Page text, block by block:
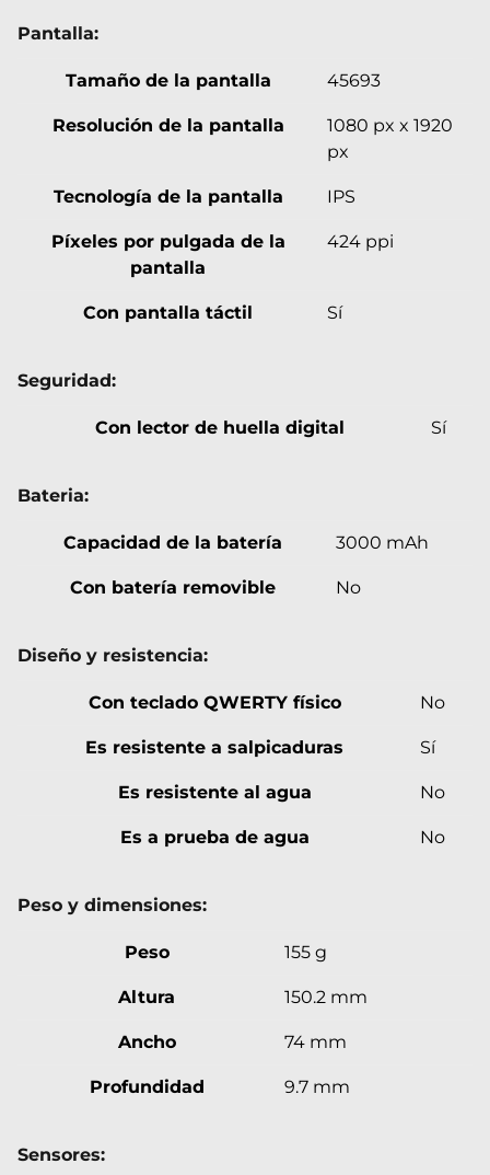
Pantalla:
Tamaño de la pantalla 45693
Resolución de la pantalla
1080 px x 1920
px
Tecnología de la pantalla IPS
Píxeles por pulgada de la
pantalla
424 ppi
Con pantalla táctil Sí
Seguridad:
Con lector de huella digital Sí
Bateria:
Capacidad de la batería 3000 mAh
Con batería removible No
Diseño y resistencia:
Con teclado QWERTY físico No
Es resistente a salpicaduras Sí
Es resistente al agua No
Es a prueba de agua No
Peso y dimensiones:
Peso 155 g
Altura 150.2 mm
Ancho 74 mm
Profundidad 9.7 mm
Sensores: